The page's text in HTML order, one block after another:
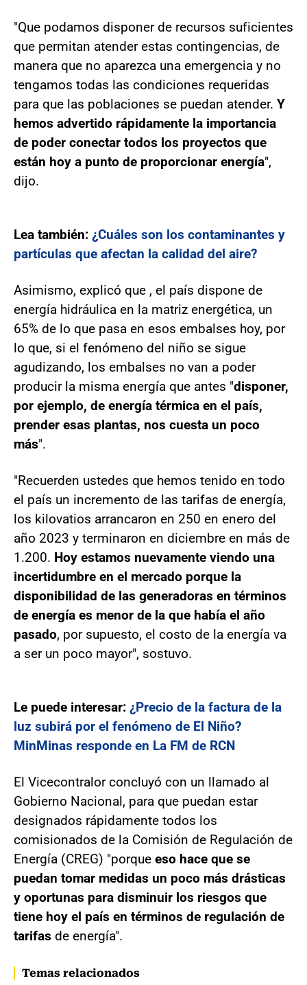
"Que podamos disponer de recursos suficientes
que permitan atender estas contingencias, de
manera que no aparezca una emergencia y no
tengamos todas las condiciones requeridas
para que las poblaciones se puedan atender. Y
hemos advertido rápidamente la importancia
de poder conectar todos los proyectos que
están hoy a punto de proporcionar energía",
dijo.
Lea también: ¿Cuáles son los contaminantes y
partículas que afectan la calidad del aire?
Asimismo, explicó que , el país dispone de
energía hidráulica en la matriz energética, un
65% de lo que pasa en esos embalses hoy, por
lo que, si el fenómeno del niño se sigue
agudizando, los embalses no van a poder
producir la misma energía que antes "disponer,
por ejemplo, de energía térmica en el país,
prender esas plantas, nos cuesta un poco
más".
"Recuerden ustedes que hemos tenido en todo
el país un incremento de las tarifas de energía,
los kilovatios arrancaron en 250 en enero del
año 2023 y terminaron en diciembre en más de
1.200. Hoy estamos nuevamente viendo una
incertidumbre en el mercado porque la
disponibilidad de las generadoras en términos
de energía es menor de la que había el año
pasado, por supuesto, el costo de la energía va
a ser un poco mayor", sostuvo.
Le puede interesar: ¿Precio de la factura de la
luz subirá por el fenómeno de El Niño?
MinMinas responde en La FM de RCN
El Vicecontralor concluyó con un llamado al
Gobierno Nacional, para que puedan estar
designados rápidamente todos los
comisionados de la Comisión de Regulación de
Energía (CREG) "porque eso hace que se
puedan tomar medidas un poco más drásticas
y oportunas para disminuir los riesgos que
tiene hoy el país en términos de regulación de
tarifas de energía".
Temas relacionados